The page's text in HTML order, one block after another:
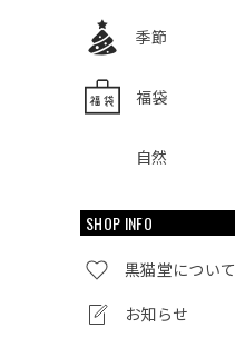
季節
福袋
自然
SHOP INFO
黒猫堂について
お知らせ